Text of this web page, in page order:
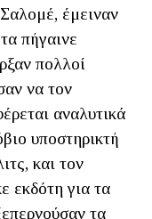
έμειναν
πήγαινε
πολλοί
να τον
αναλυτικά
υποστηρικτή
και τον
εκδότη για τα
τα